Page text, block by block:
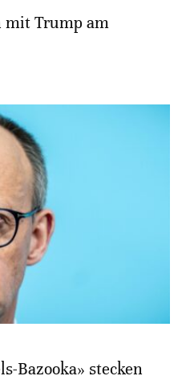
mit Trump am
Bazooka» stecken